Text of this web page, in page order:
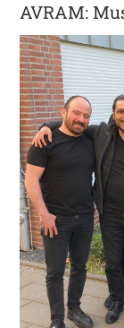
AVRAM: